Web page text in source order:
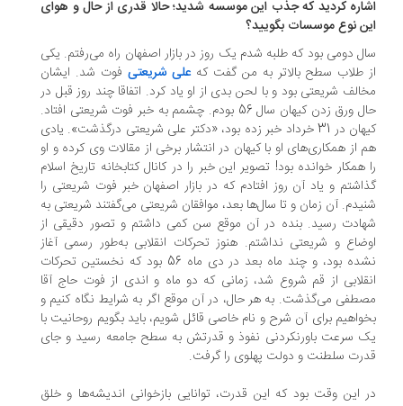
کردید که جذب این موسسه شدید؛ حالا قدری از حال و هوای
نوع موسسات بگویید؟
دومی بود که طلبه شدم یک روز در بازار اصفهان راه می‌رفتم. یکی
طلاب سطح بالاتر به من گفت کهعلی شریعتیفوت شد. ایشان
شریعتی بود و با لحن بدی از او یاد کرد. اتفاقا چند روز قبل در
حال ورق زدن کیهان سال 56 بودم. چشمم به خبر فوت شریعتی افتاد.
کیهان در 31 خرداد خبر زده بود، «دکتر علی شریعتی درگذشت». یادی
از همکاری‌های او با کیهان در انتشار برخی از مقالات وی کرده و او
همکار خوانده بود! تصویر این خبر را در کانال کتابخانه تاریخ اسلام
و یاد آن‌ روز افتادم که در بازار اصفهان خبر فوت شریعتی را
آن زمان و تا سال‌ها بعد، موافقان شریعتی می‌گفتند شریعتی به
رسید. بنده در آن موقع سن کمی داشتم و تصور دقیقی از
و شریعتی نداشتم. هنوز تحرکات انقلابی به‌طور رسمی آغاز
نشده بود، و چند ماه بعد در دی ماه 56 بود که نخستین تحرکات
از قم شروع شد، زمانی که دو ماه و اندی از فوت حاج آقا
می‌گذشت. به هر حال، در آن موقع اگر به شرایط نگاه کنیم و
برای آن شرح و نام خاصی قائل شویم، باید بگویم روحانیت با
سرعت باورنکردنی نفوذ و قدرتش به سطح جامعه رسید و جای
سلطنت و دولت پهلوی را گرفت.
این وقت بود که این قدرت، توانایی بازخوانی اندیشه‌ها و خلق